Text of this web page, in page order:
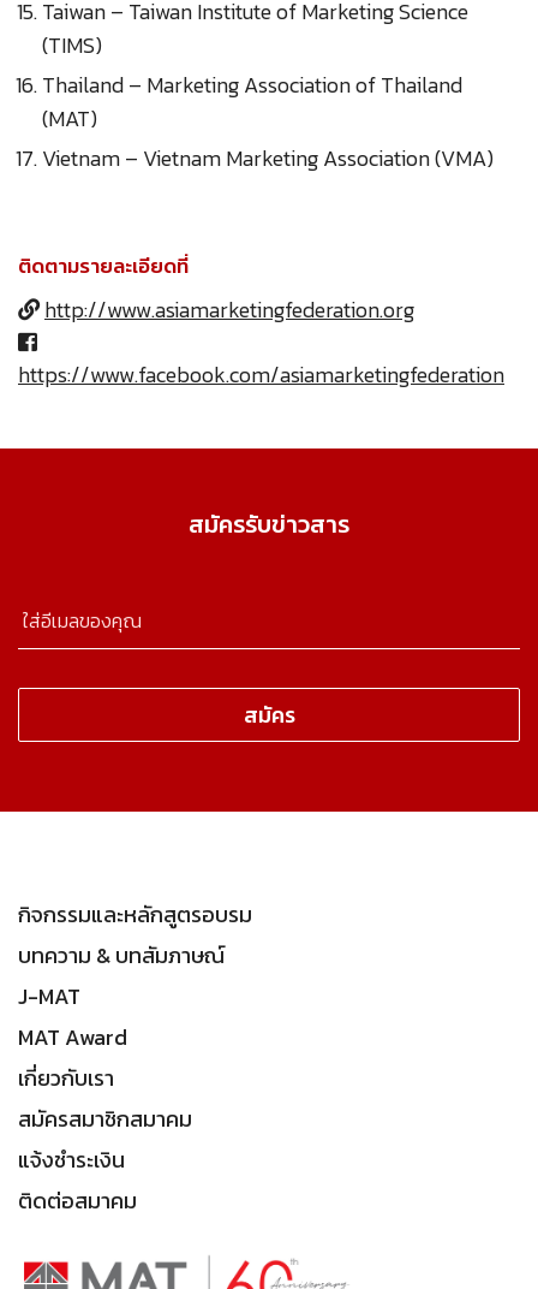
Taiwan – Taiwan Institute of Marketing Science
(TIMS)
Thailand – Marketing Association of Thailand
(MAT)
Vietnam – Vietnam Marketing Association (VMA)
ติดตามรายละเอียดที่
http://www.asiamarketingfederation.org
https://www.facebook.com/asiamarketingfederation
สมัครรับข่าวสาร
กิจกรรมและหลักสูตรอบรม
บทความ & บทสัมภาษณ์
J-MAT
MAT Award
เกี่ยวกับเรา
สมัครสมาชิกสมาคม
แจ้งชำระเงิน
ติดต่อสมาคม